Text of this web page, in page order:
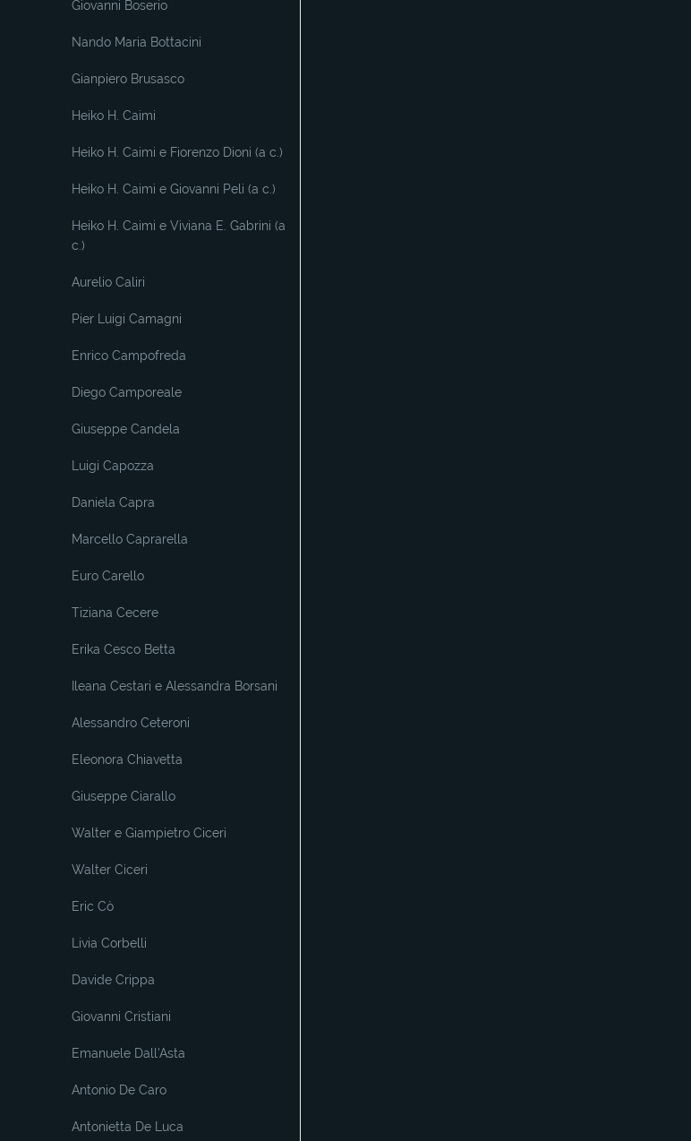
Giovanni Boserio
Nando Maria Bottacini
Gianpiero Brusasco
Heiko H. Caimi
Heiko H. Caimi e Fiorenzo Dioni (a c.)
Heiko H. Caimi e Giovanni Peli (a c.)
Heiko H. Caimi e Viviana E. Gabrini (a
c.)
Aurelio Caliri
Pier Luigi Camagni
Enrico Campofreda
Diego Camporeale
Giuseppe Candela
Luigi Capozza
Daniela Capra
Marcello Caprarella
Euro Carello
Tiziana Cecere
Erika Cesco Betta
Ileana Cestari e Alessandra Borsani
Alessandro Ceteroni
Eleonora Chiavetta
Giuseppe Ciarallo
Walter e Giampietro Ciceri
Walter Ciceri
Eric Cò
Livia Corbelli
Davide Crippa
Giovanni Cristiani
Emanuele Dall'Asta
Antonio De Caro
Antonietta De Luca